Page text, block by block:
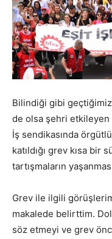
Bilindiği gibi
de olsa şehri etkileyen
İş sendikasında
katıldığı grev kısa
tartışmaların
Grev ile ilgili
makalede belirttim.
söz etmeyi ve grev